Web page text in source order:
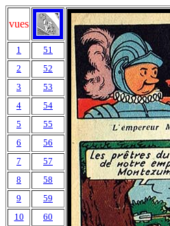
vues
1
51
2
52
3
53
4
54
5
55
6
56
7
57
8
58
9
59
10
60